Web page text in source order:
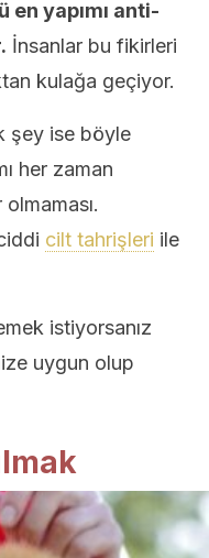
yapımı anti-
İnsanlar bu fikirleri
kulağa geçiyor.
şey ise böyle
her zaman
cilt tahrişleri ile
istiyorsanız
uygun olup